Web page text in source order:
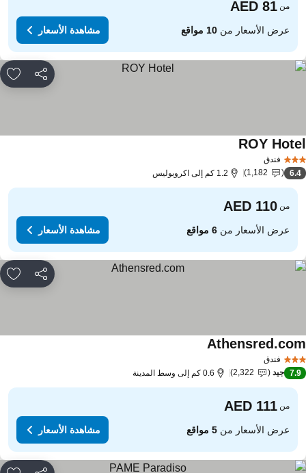
من
عرض الأسعار من10 مواقع مشاهدة الأسعار
مشاركة
فندق
ROYمشاهدة الأسعار
6.4
1,182 1.2 كم إلى اكروبوليس
من
عرض الأسعار من6 مواقع مشاهدة الأسعار
مشاركة
فندق
مشاهدة الأسعار
7.9 جيد 2,322 0.6 كم إلى وسط المدينة
من
عرض الأسعار من5 مواقع مشاهدة الأسعار